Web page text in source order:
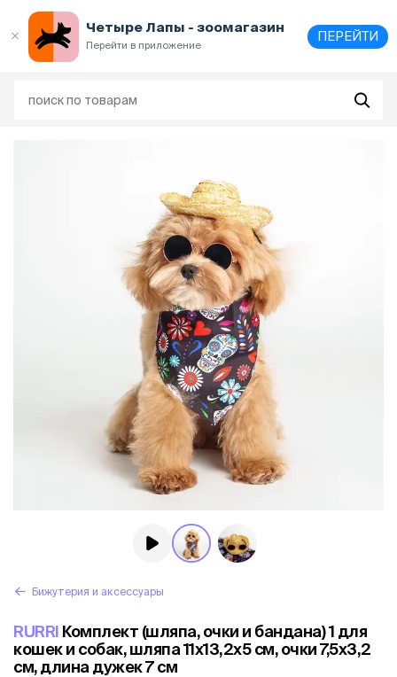
Четыре Лапы - зоомагазин
Перейти в приложение
ПЕРЕЙТИ
Бижутерия и аксессуары
RURRI Комплект (шляпа, очки и бандана) 1 для
кошек и собак, шляпа 11х13,2х5 см, очки 7,5х3,2
см, длина дужек 7 см